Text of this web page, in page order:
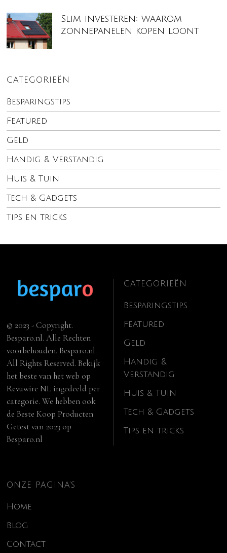
Slim investeren: waarom
zonnepanelen kopen loont
CATEGORIEËN
Besparingstips
Featured
Geld
Handig & Verstandig
Huis & Tuin
Tech & Gadgets
Tips en tricks
© 2023 - Copyright.
Besparo.nl. Alle Rechten
voorbehouden. Besparo.nl.
All Rights Reserved. Bekijk
het beste van het web op
Revuwire NL ingedeeld per
categorie. We hebben ook
deBeste Koop Producten
Getest van 2023 op
Besparo.nl
CATEGORIEËN
Besparingstips
Featured
Geld
Handig &
Verstandig
Huis & Tuin
Tech & Gadgets
Tips en tricks
ONZE PAGINA’S
Home
Blog
Contact